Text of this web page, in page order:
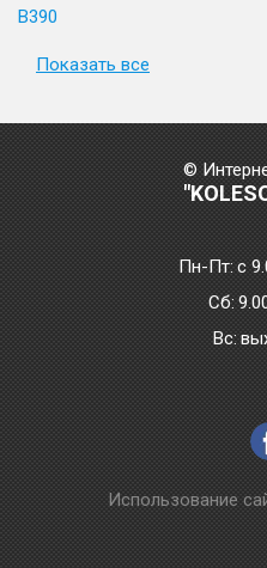
B390
Показать все
©
Пн-Пт:с
Сб:
Bc:
Использование